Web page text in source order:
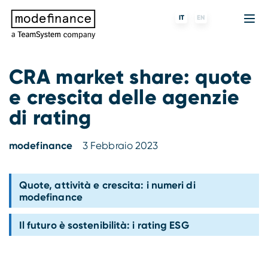
IT EN
CRA market share: quote
e crescita delle agenzie
di rating
modefinance 3 Febbraio 2023
Quote, attività e crescita: i numeri di
modefinance
Il futuro è sostenibilità: i rating ESG
Agenzia di Rating
Rating ESG
Tigran
s-peek
MORE
ForST
Data Science
API & Plug-N-Play
Fintech
Banche e finanziarie
SGR e fondi
Imprese
Chi siamo
Partner e clienti
Blog
Press center
Contatti